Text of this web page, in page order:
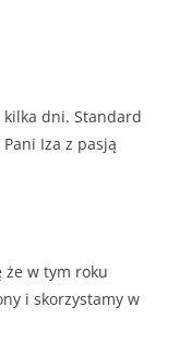
kilka dni. Standard
Iza z pasją
że w tym roku
i skorzystamy w